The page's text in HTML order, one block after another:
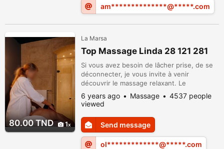
am**************@*****.com
80.00 TND 1
La Marsa
Top Massage Linda 28 121 281
Si vous avez besoin de lâcher prise, de se
déconnecter, je vous invite à venir
découvrir le massage relaxant. Le
technique appliqué permet des dénouer les
tensions musculaires, de se décontractée
les problèmes de insomnies. C'est une
réelle détente qui libère le corps et l'esprit.
Amira masseuse, esthéticienne prof...
6 years ago Massage
4537 people
viewed
Send message
ol*************@*****.com